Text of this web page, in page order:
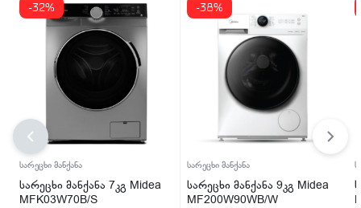
-32%
სარეცხი მანქანა
სარეცხი მანქანა 7კგ Midea
MFK03W70B/S
-38%
სარეცხი მანქანა
სარეცხი მანქანა 9კგ Midea
MF200W90WB/W